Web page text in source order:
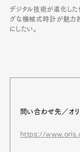
デジタル技術が進化した
グな機械式時計が魅力
にしたい。
問い合わせ先／オ
https://